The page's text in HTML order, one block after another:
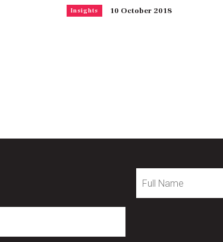
Insights 10 October 2018
Name